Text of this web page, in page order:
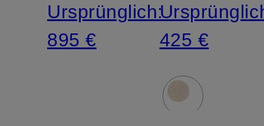
Ursprünglich:
895 €
425 €